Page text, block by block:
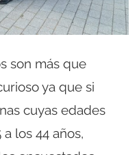
son más que
ya que si
cuyas edades
los 44 años,